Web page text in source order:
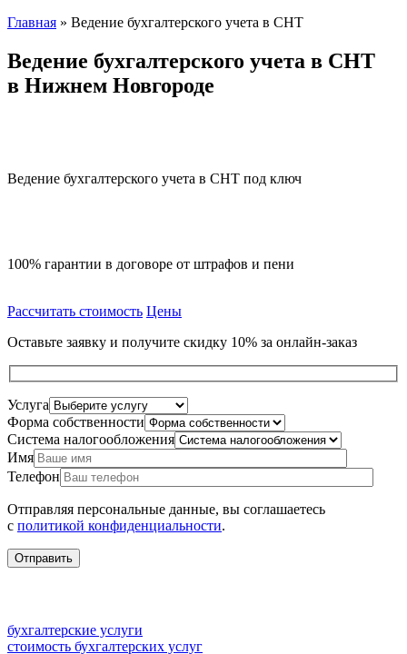
Главная » Ведение бухгалтерского учета в СНТ
Ведение бухгалтерского учета в СНТ
в Нижнем Новгороде
Ведение бухгалтерского учета в СНТ под ключ
100% гарантии в договоре от штрафов и пени
Рассчитать стоимость Цены
Оставьте заявку и получите скидку 10% за онлайн-заказ
Услуга
Форма собственности
Система налогообложения
Имя
Телефон
Отправляя персональные данные, вы соглашаетесь
с политикой конфиденциальности.
бухгалтерские услуги
стоимость бухгалтерских услуг